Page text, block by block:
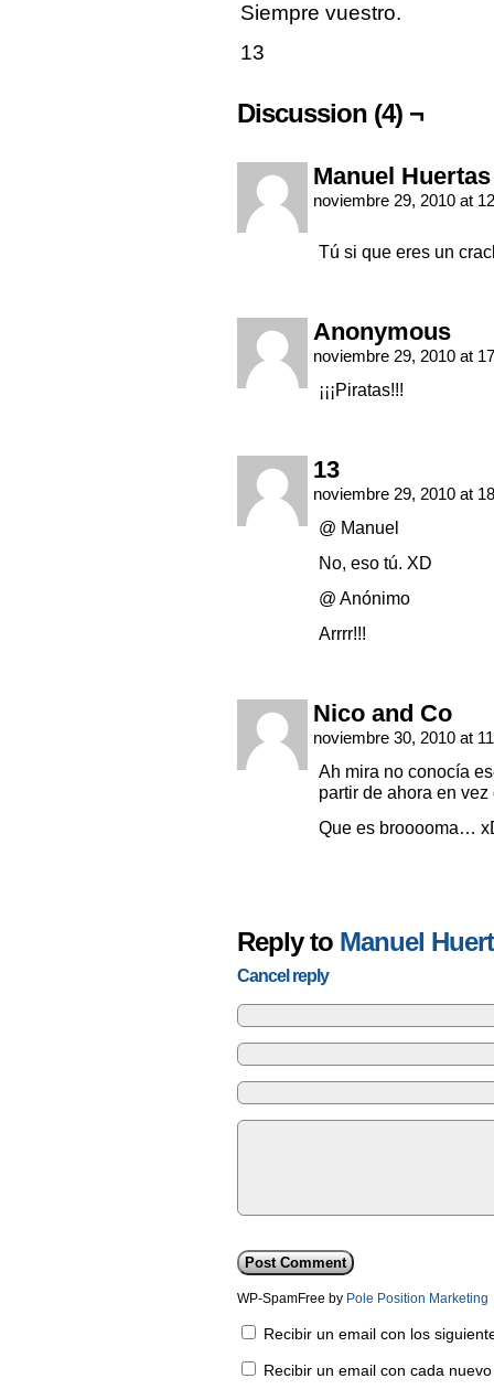
Siempre vuestro.
13
Discussion (4) ¬
Manuel Huertas
noviembre 29, 2010 at
Tú si que eres un
Anonymous
noviembre 29, 2010 at
¡¡¡Piratas!!!
13
noviembre 29, 2010 at
@ Manuel
No, eso tú. XD
@ Anónimo
Arrrr!!!
Nico and Co
noviembre 30, 2010 at
Ah mira no conocía
partir de ahora en
Que es brooooma…
Reply to Manuel
Cancel reply
WP-SpamFree by Pole Position Marketing
Recibir un email con los
Recibir un email con cada